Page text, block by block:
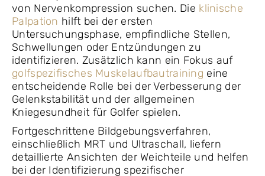
von Nervenkompression suchen. Die klinische
Palpation hilft bei der ersten
Untersuchungsphase, empfindliche Stellen,
Schwellungen oder Entzündungen zu
identifizieren. Zusätzlich kann ein Fokus auf
golfspezifisches Muskelaufbautraining eine
entscheidende Rolle bei der Verbesserung der
Gelenkstabilität und der allgemeinen
Kniegesundheit für Golfer spielen.
Fortgeschrittene Bildgebungsverfahren,
einschließlich MRT und Ultraschall, liefern
detaillierte Ansichten der Weichteile und helfen
bei der Identifizierung spezifischer